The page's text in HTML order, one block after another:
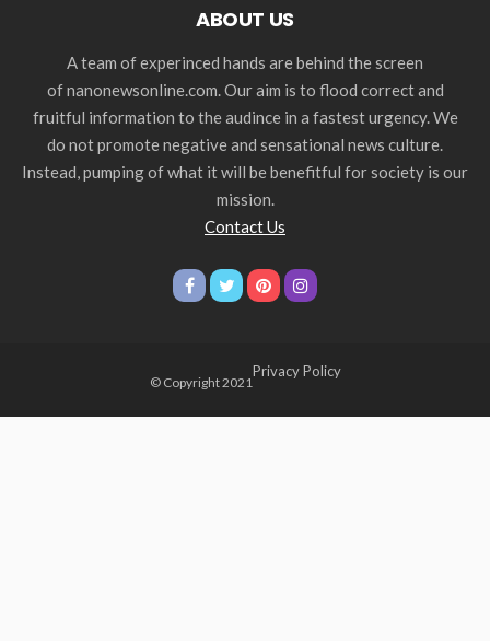
ABOUT US
A team of experinced hands are behind the screen
of nanonewsonline.com. Our aim is to flood correct and
fruitful information to the audince in a fastest urgency. We
do not promote negative and sensational news culture.
Instead, pumping of what it will be benefitful for society is our
mission.
Contact Us
© Copyright 2021
Privacy Policy